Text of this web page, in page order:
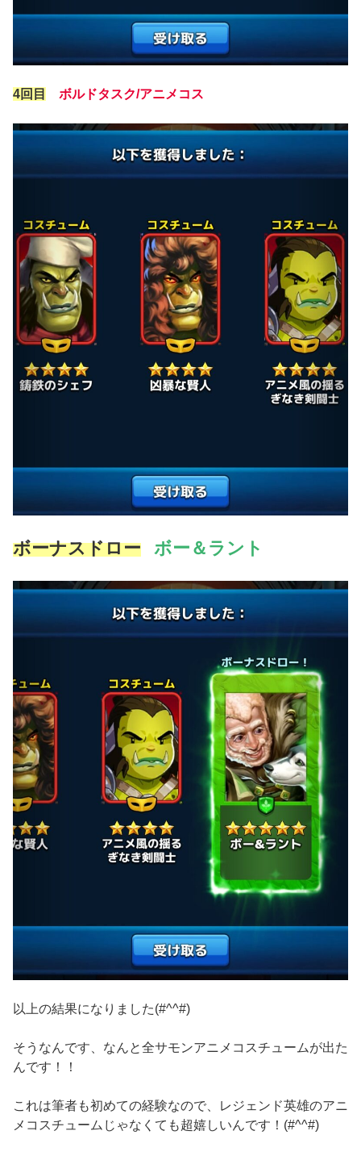
4回目 ボルドタスク/アニメコス
ボーナスドロー ボー＆ラント
以上の結果になりました(#^^#)
そうなんです、なんと全サモンアニメコスチュームが出た
んです！！
これは筆者も初めての経験なので、レジェンド英雄のアニ
メコスチュームじゃなくても超嬉しいんです！(#^^#)